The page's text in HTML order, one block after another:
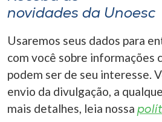
novidades da Unoesc
Usaremos seus dados para
com você sobre informações
podem ser de seu interesse.
envio da divulgação, a
mais detalhes, leia nossa